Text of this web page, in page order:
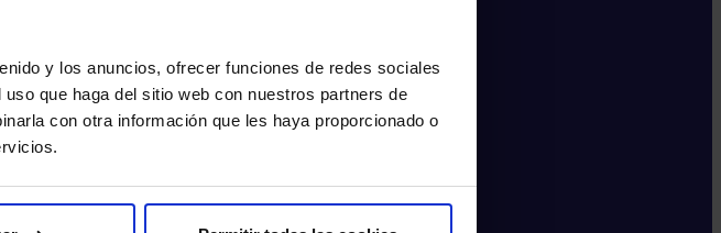
y los anuncios, ofrecer funciones de redes sociales
que haga del sitio web con nuestros partners de
con otra información que les haya proporcionado o